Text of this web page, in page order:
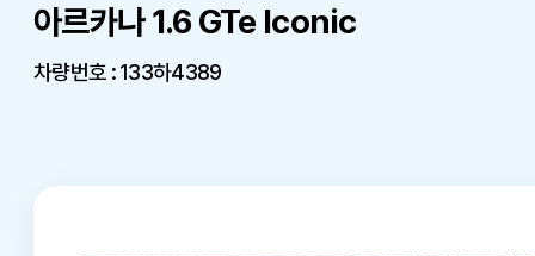
아르카나 1.6 GTe Iconic
차량번호 : 133하4389